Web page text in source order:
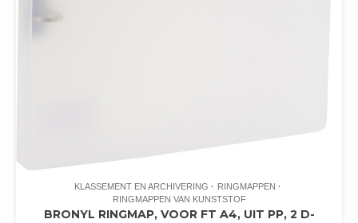
KLASSEMENT EN ARCHIVERING
RINGMAPPEN
RINGMAPPEN VAN KUNSTSTOF
BRONYL RINGMAP, VOOR FT A4, UIT PP, 2 D-